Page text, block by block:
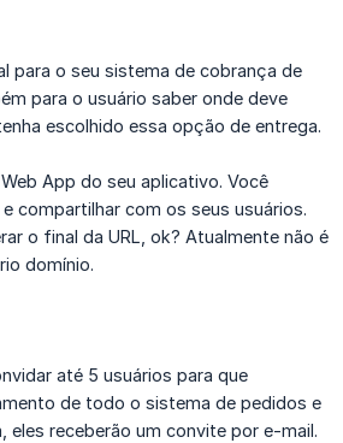
para o seu sistema de cobrança de
para o usuário saber onde deve
escolhido essa opção de entrega.
App do seu aplicativo. Você
compartilhar com os seus usuários.
o final da URL, ok? Atualmente não é
domínio.
até 5 usuários para que
de todo o sistema de pedidos e
eles receberão um convite por e-mail.